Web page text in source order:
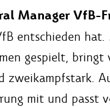
Manager VfB-
entschieden
gespielt,
zweikampfstark.
mit und passt